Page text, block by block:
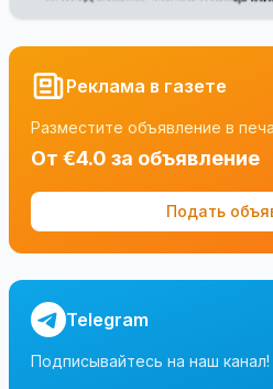
Реклама в газете
Разместите объявление в
От €4.0 за объявление
Подать
Telegram
Подписывайтесь на наш канал!